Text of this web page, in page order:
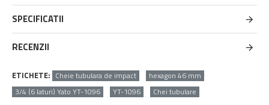
SPECIFICATII
RECENZII
ETICHETE: Cheie tubulara de impact
hexagon 46 mm
3/4 (6 laturi) Yato YT-1096
YT-1096 Chei tubulare